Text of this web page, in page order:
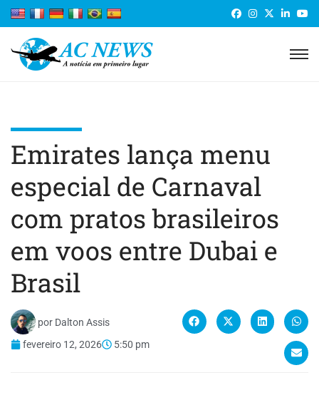
Emirates lança menu
especial de Carnaval
com pratos brasileiros
em voos entre Dubai e
Brasil
por Dalton Assis
fevereiro 12, 2026
5:50 pm